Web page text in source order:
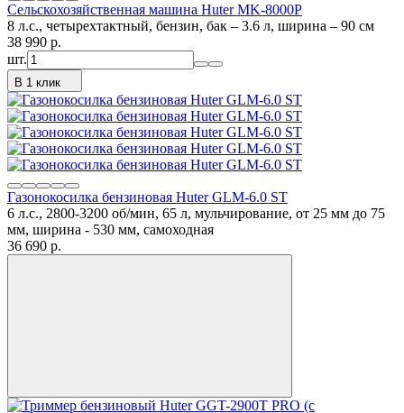
Сельскохозяйственная машина Huter MK-8000P
8 л.с., четырехтактный, бензин, бак – 3.6 л, ширина – 90 см
38 990 p.
шт.
В 1 клик
Газонокосилка бензиновая Huter GLM-6.0 ST
6 л.с., 2800-3200 об/мин, 65 л, мульчирование, от 25 мм до 75
мм, ширина - 530 мм, самоходная
36 690 p.